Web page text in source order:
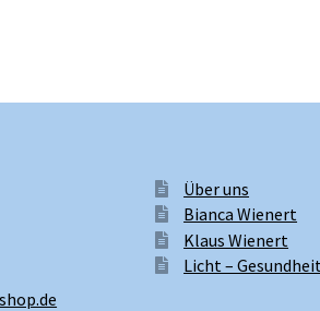
Über uns
Bianca Wienert
Klaus Wienert
Licht –